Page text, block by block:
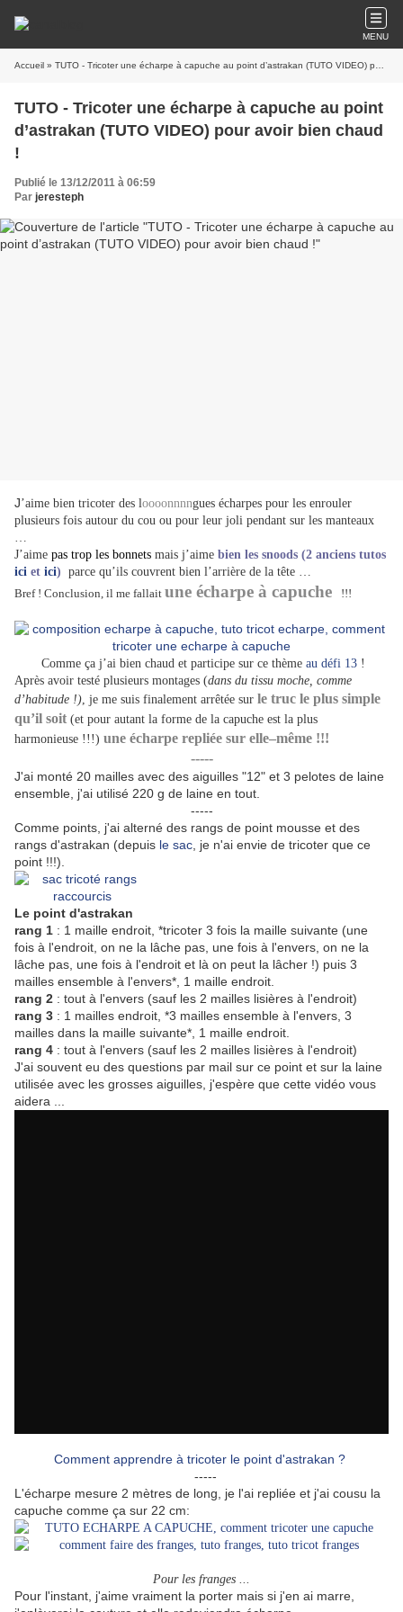
MENU
Accueil » TUTO - Tricoter une écharpe à capuche au point d’astrakan (TUTO VIDEO) pour avoir bien chaud !
TUTO - Tricoter une écharpe à capuche au point
d’astrakan (TUTO VIDEO) pour avoir bien chaud
!
Publié le 13/12/2011 à 06:59
Par jeresteph
J’aime bien tricoter des loooonnnngues écharpes pour les enrouler
plusieurs fois autour du cou ou pour leur joli pendant sur les manteaux
…
J’aime pas trop les bonnets mais j’aime bien les snoods (2 anciens tutos
ici et ici) parce qu’ils couvrent bien l’arrière de la tête …
Bref ! Conclusion, il me fallait une écharpe à capuche !!!
Comme ça j’ai bien chaud et participe sur ce thème au défi 13!
Après avoir testé plusieurs montages (dans du tissu moche, comme
d’habitude !), je me suis finalement arrêtée sur le truc le plus simple
qu’il soit (et pour autant la forme de la capuche est la plus
harmonieuse !!!) une écharpe repliée sur elle–même !!!
-----
J'ai monté 20 mailles avec des aiguilles "12" et 3 pelotes de laine
ensemble, j'ai utilisé 220 g de laine en tout.
-----
Comme points, j'ai alterné des rangs de point mousse et des
rangs d'astrakan (depuis le sac , je n'ai envie de tricoter que ce
point !!!).
Le point d'astrakan
rang 1 : 1 maille endroit, *tricoter 3 fois la maille suivante (une
fois à l'endroit, on ne la lâche pas, une fois à l'envers, on ne la
lâche pas, une fois à l'endroit et là on peut la lâcher !) puis 3
mailles ensemble à l'envers*, 1 maille endroit.
rang 2 : tout à l'envers (sauf les 2 mailles lisières à l'endroit)
rang 3 : 1 mailles endroit, *3 mailles ensemble à l'envers, 3
mailles dans la maille suivante*, 1 maille endroit.
rang 4 : tout à l'envers (sauf les 2 mailles lisières à l'endroit)
J'ai souvent eu des questions par mail sur ce point et sur la laine
utilisée avec les grosses aiguilles, j'espère que cette vidéo vous
aidera ...
Comment apprendre à tricoter le point d'astrakan ?
-----
L'écharpe mesure 2 mètres de long, je l'ai repliée et j'ai cousu la
capuche comme ça sur 22 cm:
Pour les franges ...
Pour l'instant, j'aime vraiment la porter mais si j'en ai marre,